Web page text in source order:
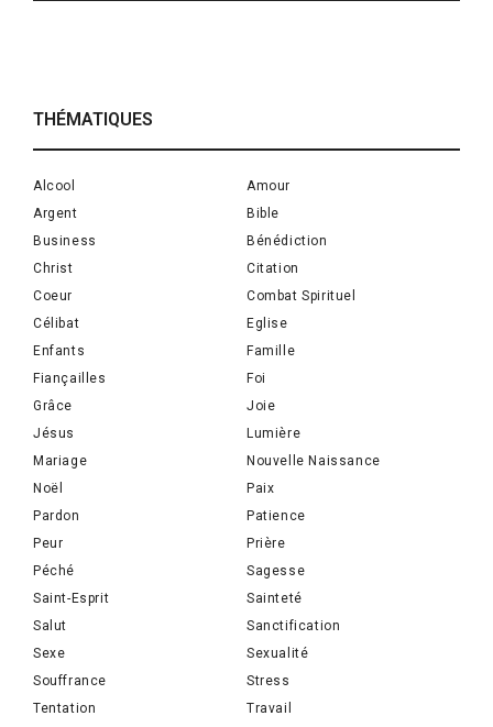
THÉMATIQUES
Alcool
Amour
Argent
Bible
Business
Bénédiction
Christ
Citation
Coeur
Combat Spirituel
Célibat
Eglise
Enfants
Famille
Fiançailles
Foi
Grâce
Joie
Jésus
Lumière
Mariage
Nouvelle Naissance
Noël
Paix
Pardon
Patience
Peur
Prière
Péché
Sagesse
Saint-Esprit
Sainteté
Salut
Sanctification
Sexe
Sexualité
Souffrance
Stress
Tentation
Travail